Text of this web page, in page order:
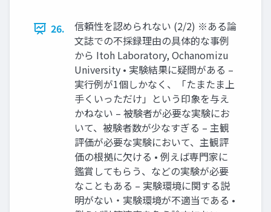
26.
信頼性を認められない (2/2) ※ある論
文誌での不採録理由の具体的な事例
から Itoh Laboratory, Ochanomizu
University • 実験結果に疑問がある –
実行例が1個しかなく、「たまたま上
手くいっただけ」という印象を与え
かねない – 被験者が必要な実験にお
いて、被験者数が少なすぎる – 主観
評価が必要な実験において、主観評
価の根拠に欠ける • 例えば専門家に
鑑賞してもらう、などの実験が必要
なこともある – 実験環境に関する説
明がない・実験環境が不適当である •